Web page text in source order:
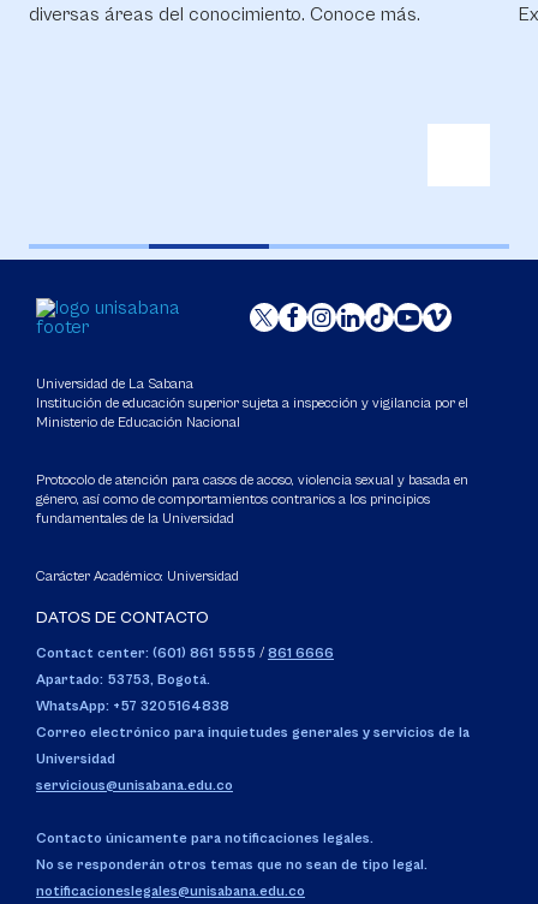
diversas áreas del conocimiento. Conoce más.
Universidad de La Sabana
Institución de educación superior sujeta a inspección y vigilancia por el
Ministerio de Educación Nacional
Protocolo de atención para casos de acoso, violencia sexual y basada en
género, así como de comportamientos contrarios a los principios
fundamentales de la Universidad
Carácter Académico: Universidad
DATOS DE CONTACTO
Contact center: (601) 861 5555 / 861 6666
Apartado: 53753, Bogotá.
WhatsApp: +57 3205164838
Correo electrónico para inquietudes generales y servicios de la
Universidad
servicious@unisabana.edu.co
Contacto únicamente para notificaciones legales.
No se responderán otros temas que no sean de tipo legal.
notificacioneslegales@unisabana.edu.co